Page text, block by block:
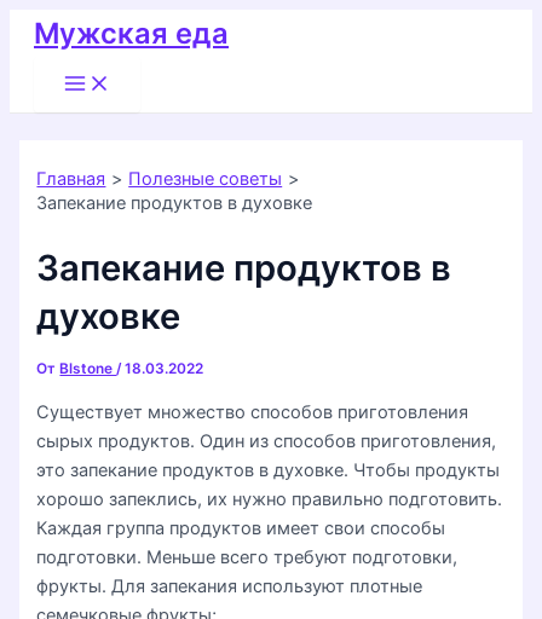
Перейти
содержимому
Мужская еда
Main
Menu
Главная
Полезные советы
Запекание продуктов в духовке
Запекание продуктов в
духовке
От Blstone/18.03.2022
Существует множество способов приготовления
сырых продуктов. Один из способов приготовления,
это запекание продуктов в духовке. Чтобы продукты
хорошо запеклись, их нужно правильно подготовить.
Каждая группа продуктов имеет свои способы
подготовки. Меньше всего требуют подготовки,
фрукты. Для запекания используют плотные